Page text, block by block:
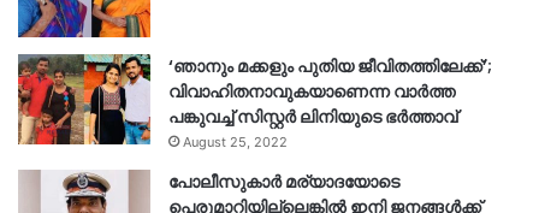
‘ഞാനും മക്കളും പുതിയ ജീവിതത്തിലേക്ക്’;
വിവാഹിതനാവുകയാണെന്ന വാർത്ത
പങ്കുവച്ച് സിസ്റ്റർ ലിനിയുടെ ഭർത്താവ്
August 25, 2022
പോലീസുകാര്‍ മര്യാദയോടെ
പെരുമാറിയില്ലെങ്കില്‍ ഇനി ജനങ്ങള്‍ക്ക്